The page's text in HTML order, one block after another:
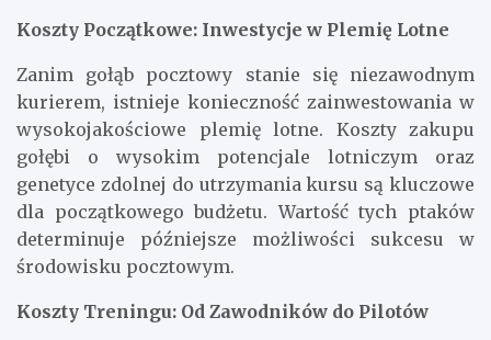
Koszty Początkowe: Inwestycje w Plemię Lotne
Zanim gołąb pocztowy stanie się niezawodnym
kurierem, istnieje konieczność zainwestowania w
wysokojakościowe plemię lotne. Koszty zakupu
gołębi o wysokim potencjale lotniczym oraz
genetyce zdolnej do utrzymania kursu są kluczowe
dla początkowego budżetu. Wartość tych ptaków
determinuje późniejsze możliwości sukcesu w
środowisku pocztowym.
Koszty Treningu: Od Zawodników do Pilotów